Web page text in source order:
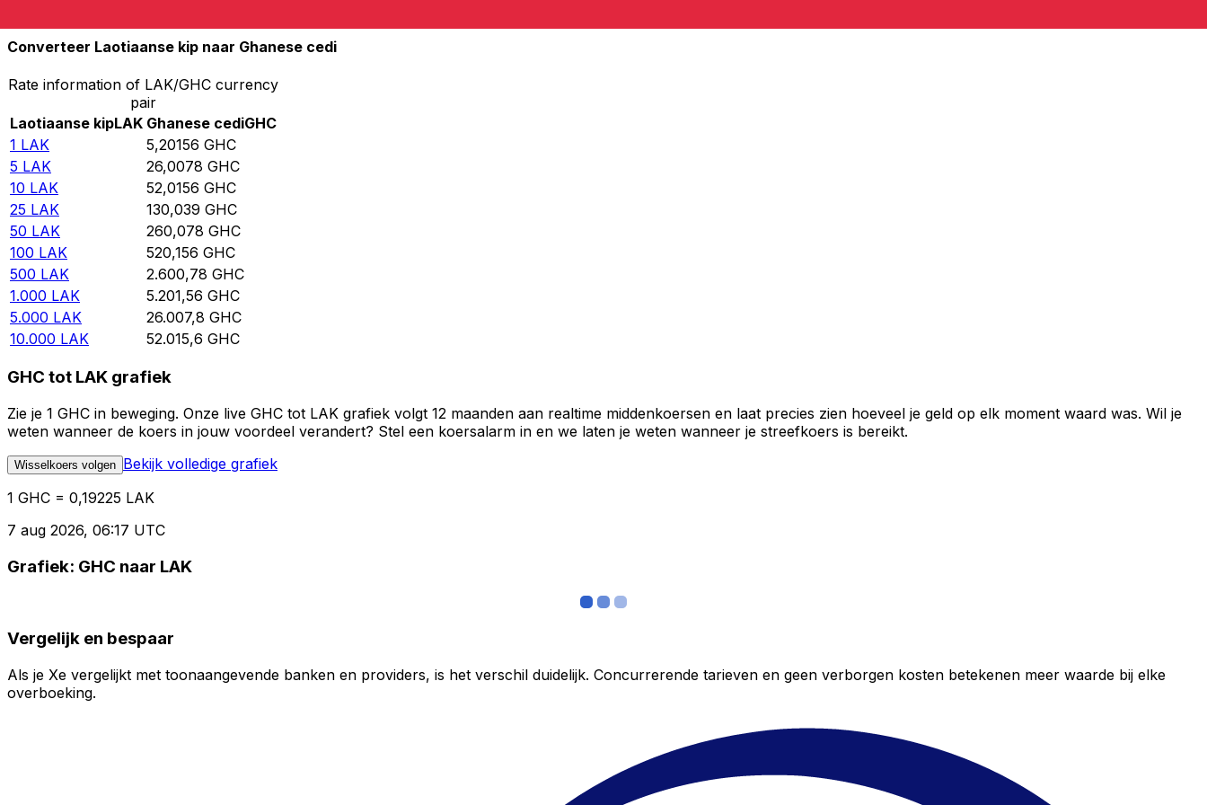
Converteer Laotiaanse kip naar Ghanese cedi
Rate information of LAK/GHC currency
pair
Laotiaanse kipLAK Ghanese cediGHC
1 LAK 5,20156 GHC
5 LAK 26,0078 GHC
10 LAK 52,0156 GHC
25 LAK 130,039 GHC
50 LAK 260,078 GHC
100 LAK 520,156 GHC
500 LAK 2.600,78 GHC
1.000 LAK 5.201,56 GHC
5.000 LAK 26.007,8 GHC
10.000 LAK 52.015,6 GHC
GHC tot LAK grafiek
Zie je 1 GHC in beweging. Onze live GHC tot LAK grafiek volgt 12 maanden aan realtime middenkoersen en laat precies zien hoeveel je geld op elk moment waard was. Wil je
weten wanneer de koers in jouw voordeel verandert? Stel een koersalarm in en we laten je weten wanneer je streefkoers is bereikt.
Wisselkoers volgen Bekijk volledige grafiek
1 GHC = 0,19225 LAK
7 aug 2026, 06:17 UTC
Grafiek: GHC naar LAK
Vergelijk en bespaar
Als je Xe vergelijkt met toonaangevende banken en providers, is het verschil duidelijk. Concurrerende tarieven en geen verborgen kosten betekenen meer waarde bij elke
overboeking.